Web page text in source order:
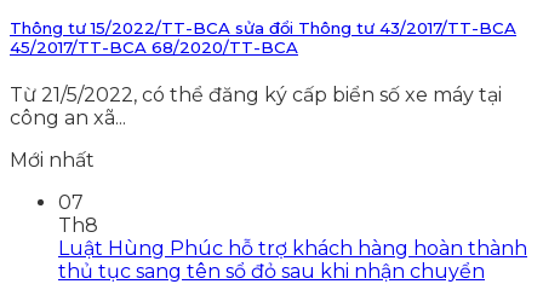
Thông tư 15/2022/TT-BCA sửa đổi Thông tư 43/2017/TT-BCA
45/2017/TT-BCA 68/2020/TT-BCA
Từ 21/5/2022, có thể đăng ký cấp biển số xe máy tại
công an xã...
Mới nhất
07
Th8
Luật Hùng Phúc hỗ trợ khách hàng hoàn thành
thủ tục sang tên sổ đỏ sau khi nhận chuyển